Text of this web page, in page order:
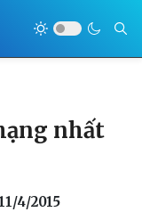
nhất
4/2015